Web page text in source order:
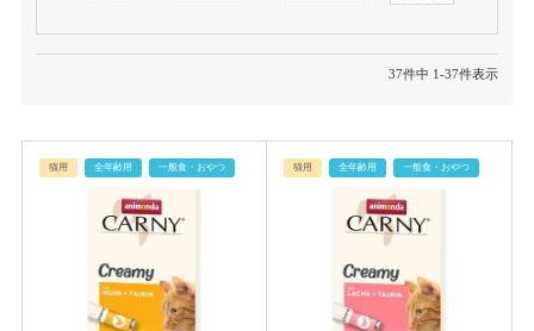
37件中 1-37件表示
猫用 全年齢用 一般食・おやつ 猫用 全年齢用 一般食・おやつ